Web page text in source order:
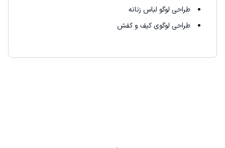
طراحی لوگو لباس زنانه
طراحی لوگوی کیف و کفش